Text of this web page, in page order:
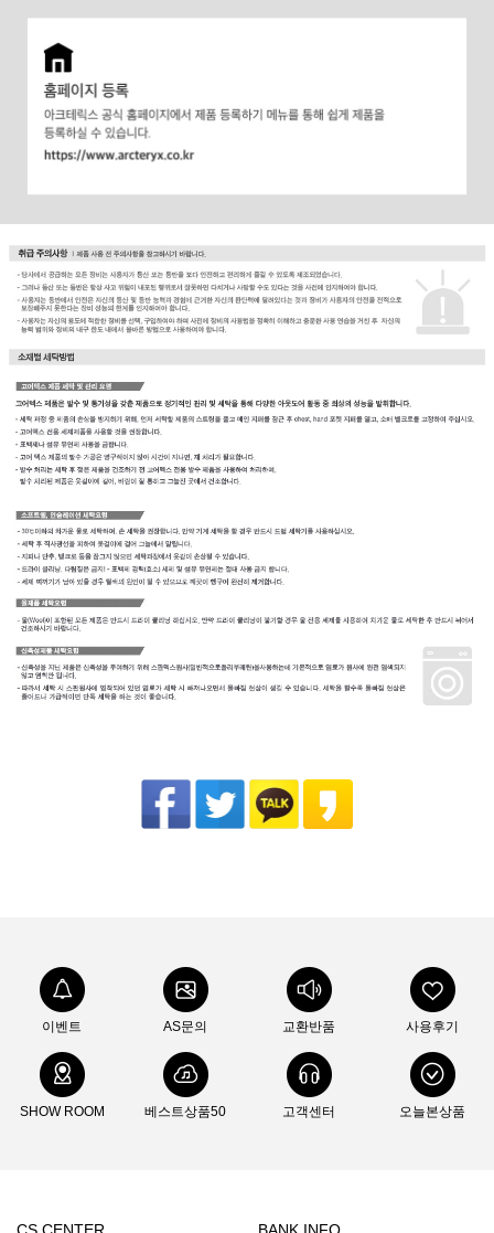
이벤트 AS문의 교환반품 사용후기
SHOW ROOM 베스트상품50 고객센터 오늘본상품